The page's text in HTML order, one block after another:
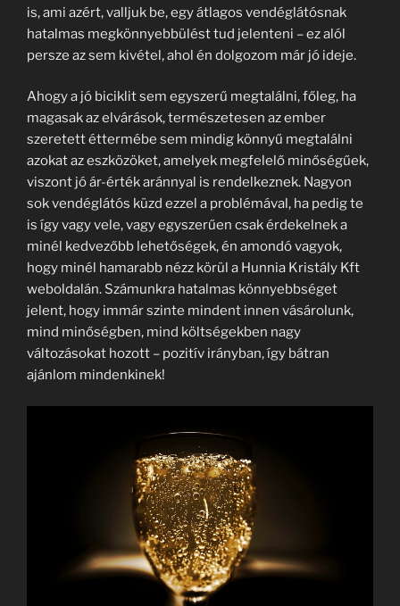
is, ami azért, valljuk be, egy átlagos vendéglátósnak
hatalmas megkönnyebbülést tud jelenteni – ez alól
persze az sem kivétel, ahol én dolgozom már jó ideje.
Ahogy a jó biciklit sem egyszerű megtalálni, főleg, ha
magasak az elvárások, természetesen az ember
szeretett éttermébe sem mindig könnyű megtalálni
azokat az eszközöket, amelyek megfelelő minőségűek,
viszont jó ár-érték aránnyal is rendelkeznek. Nagyon
sok vendéglátós küzd ezzel a problémával, ha pedig te
is így vagy vele, vagy egyszerűen csak érdekelnek a
minél kedvezőbb lehetőségek, én amondó vagyok,
hogy minél hamarabb nézz körül a Hunnia Kristály Kft
weboldalán. Számunkra hatalmas könnyebbséget
jelent, hogy immár szinte mindent innen vásárolunk,
mind minőségben, mind költségekben nagy
változásokat hozott – pozitív irányban, így bátran
ajánlom mindenkinek!